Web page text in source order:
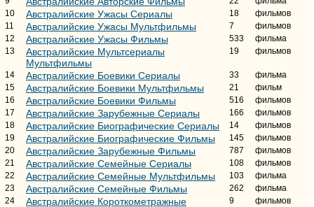
10
Австралийские Ужасы Сериалы 18
фильмов
11
Австралийские Ужасы Мультфильмы 7
фильмов
12
Австралийские Ужасы Фильмы 533
фильма
13
Австралийские Мультсериалы
Мультфильмы
19 фильмов
14 Австралийские Боевики Сериалы 33
фильма
15
Австралийские Боевики Мультфильмы 21
фильм
16
Австралийские Боевики Фильмы 516
фильмов
17
Австралийские Зарубежные Сериалы 166
фильмов
18
Австралийские Биографические Сериалы 14
фильмов
19
Австралийские Биографические Фильмы 145
фильмов
20
Австралийские Зарубежные Фильмы 787
фильмов
21
Австралийские Семейные Сериалы 108
фильмов
22
Австралийские Семейные Мультфильмы 103
фильма
23
Австралийские Семейные Фильмы 262
фильма
24
Австралийские Короткометражные
9 фильмов